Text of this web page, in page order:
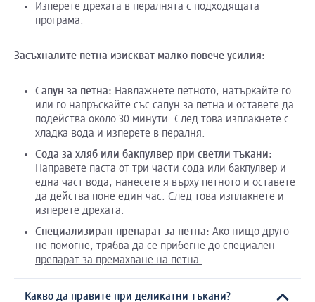
Изперете дрехата в пералнята с подходящата
програма.
Засъхналите петна изискват малко повече усилия:
Сапун за петна: Навлажнете петното, натъркайте го
или го напръскайте със сапун за петна и оставете да
подейства около 30 минути. След това изплакнете с
хладка вода и изперете в пералня.
Сода за хляб или бакпулвер при светли тъкани:
Направете паста от три части сода или бакпулвер и
една част вода, нанесете я върху петното и оставете
да действа поне един час. След това изплакнете и
изперете дрехата.
Специализиран препарат за петна: Ако нищо друго
не помогне, трябва да се прибегне до специален
препарат за премахване на петна.
Какво да правите при деликатни тъкани?